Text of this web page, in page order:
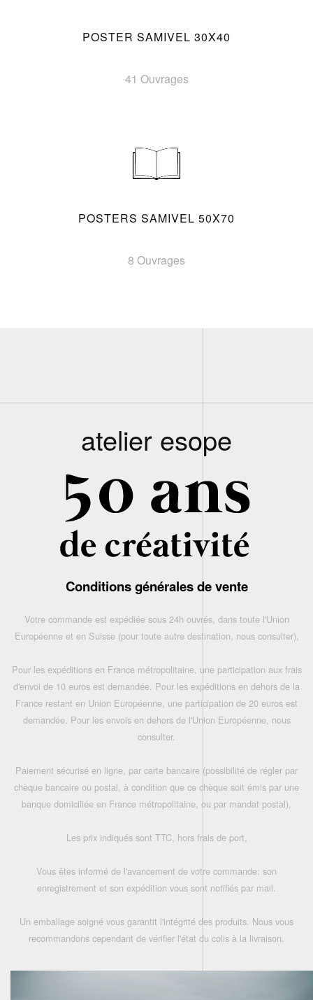
POSTER SAMIVEL 30X40
41 Ouvrages
POSTERS SAMIVEL 50X70
8 Ouvrages
atelier esope
Conditions générales de vente
Votre commande est expédiée sous 24h ouvrés, dans toute l'Union
Européenne et en Suisse (pour toute autre destination, nous consulter),
Pour les expéditions en France métropolitaine, une participation aux frais
d'envoi de 10 euros est demandée. Pour les expéditions en dehors de la
France restant en Union Européenne, une participation de 20 euros est
demandée. Pour les envois en dehors de l'Union Européenne, nous
consulter.
Paiement sécurisé en ligne, par carte bancaire (possibilité de régler par
chèque bancaire ou postal, à condition que ce chèque soit émis par une
banque domiciliée en France métropolitaine, ou par mandat postal),
Les prix indiqués sont TTC, hors frais de port,
Vous êtes informé de l'avancement de votre commande: son
enregistrement et son expédition vous sont notifiés par mail.
Un emballage soigné vous garantit l'intégrité des produits. Nous vous
recommandons cependant de vérifier l'état du colis à la livraison.